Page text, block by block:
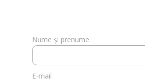
Nume și prenume
E-mail